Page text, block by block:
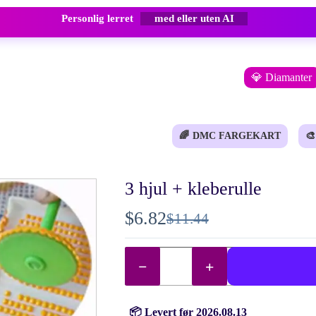
Personlig lerret med eller uten AI
💎 Diamanter
🌈 DMC FARGEKART 🎨
3 hjul + kleberulle
$11.44
Opprinnelig
pris
$11.44.
$6.82Nåværende
pris
$6.82.
3
hjul
kleberulle
📦 Levert før 2026.08.13